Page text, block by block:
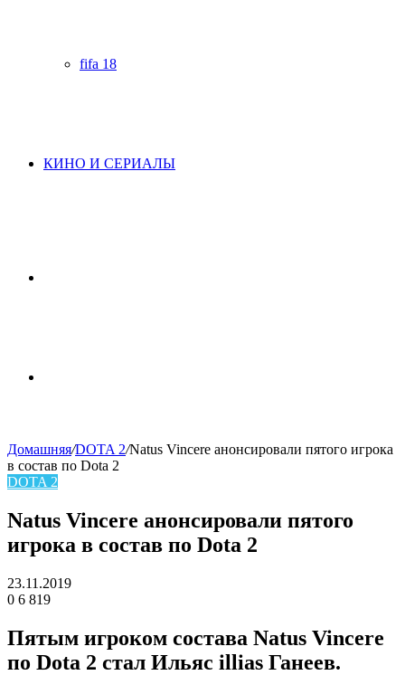
fifa 18
КИНО И СЕРИАЛЫ
skin
Домашняя/DOTA 2/Natus Vincere анонсировали пятого игрока
в состав по Dota 2
DOTA 2
Natus Vincere анонсировали пятого
игрока в состав по Dota 2
23.11.2019
0 6 819
Пятым игроком состава Natus Vincere
по Dota 2 стал Ильяс illias Ганеев.